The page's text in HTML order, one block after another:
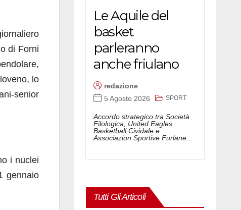
di Forni
lo
senior
i nuclei
gennaio
Le Aquile del
basket
parleranno
anche friulano
redazione
5 Agosto 2026
SPORT
Accordo strategico tra Società
Filologica, United Eagles
Basketball Cividale e
Associazion Sportive Furlane...
Tutti Gli Articoli